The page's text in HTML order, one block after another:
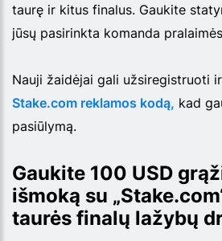
taurę ir kitus finalus. Gaukite
jūsų pasirinkta komanda
Nauji žaidėjai gali užsiregistruoti
Stake.com reklamos kodą, kad
pasiūlymą.
Gaukite 100 USD
išmoką su
taurės finalų lažybų